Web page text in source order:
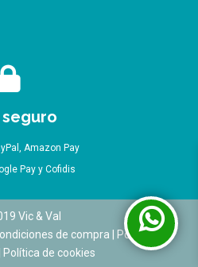
seguro
Amazon Pay
Pay y Cofidis
Vic & Val
de compra | Política de
Política de cookies